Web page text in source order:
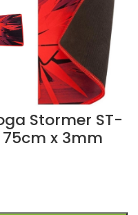
Stormer ST-
x 3mm